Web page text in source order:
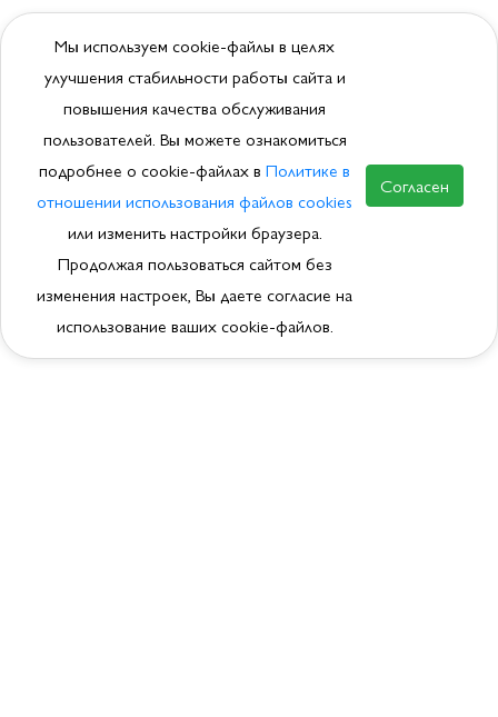
Мы используем cookie-файлы в целях
улучшения стабильности работы сайта и
повышения качества обслуживания
пользователей. Вы можете ознакомиться
подробнее о cookie-файлах в Политике в
отношении использования файлов cookies
или изменить настройки браузера.
Продолжая пользоваться сайтом без
изменения настроек, Вы даете согласие на
использование ваших cookie-файлов.
Согласен